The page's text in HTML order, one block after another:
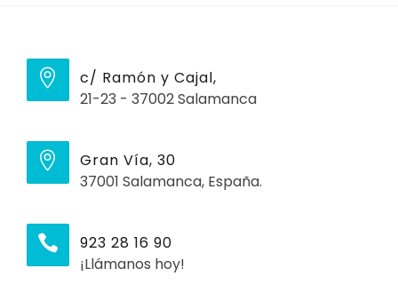
c/ Ramón y Cajal,
21-23 - 37002 Salamanca
Gran Vía, 30
37001 Salamanca, España.
923 28 16 90
¡Llámanos hoy!